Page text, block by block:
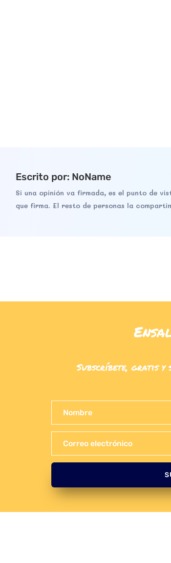
Escrito por: NoName
Si una opinión va firmada, es el punto de
que firma. El resto de personas la
Subscríbete, gratis y